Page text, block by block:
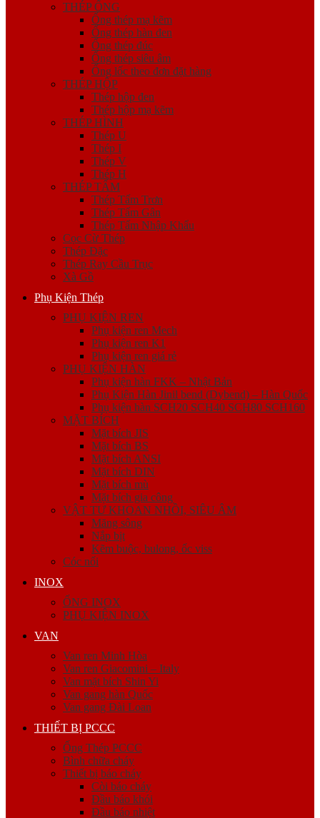
THÉP ỐNG
Ống thép mạ kẽm
Ống thép hàn đen
Ống thép đúc
Ống thép siêu âm
Ống lốc theo đơn đặt hàng
THÉP HỘP
Thép hộp đen
Thép hộp mạ kẽm
THÉP HÌNH
Thép U
Thép I
Thép V
Thép H
THÉP TẤM
Thép Tấm Trơn
Thép Tấm Gân
Thép Tấm Nhập Khẩu
Cọc Cừ Thép
Thép Đặc
Thép Ray Cầu Trục
Xà Gồ
Phụ Kiện Thép
PHỤ KIỆN REN
Phụ kiện ren Mech
Phụ kiện ren K1
Phụ kiện ren giá rẻ
PHỤ KIỆN HÀN
Phụ kiện hàn FKK – Nhật Bản
Phụ Kiện Hàn Jinil bend (Dybend) – Hàn Quốc
Phụ kiện hàn SCH20 SCH40 SCH80 SCH160
MẶT BÍCH
Mặt bích JIS
Mặt bích BS
Mặt bích ANSI
Mặt bích DIN
Mặt bích mù
Mặt bích gia công
VẬT TƯ KHOAN NHỒI, SIÊU ÂM
Măng sông
Nắp bịt
Kẽm buộc, bulong, ốc viss
Cóc nối
INOX
ỐNG INOX
PHỤ KIỆN INOX
VAN
Van ren Minh Hòa
Van ren Giacomini – Italy
Van mặt bích Shin Yi
Van gang hàn Quốc
Van gang Đài Loan
THIẾT BỊ PCCC
Ống Thép PCCC
Bình chữa cháy
Thiết bị báo cháy
Còi báo cháy
Đầu báo khói
Đầu báo nhiệt